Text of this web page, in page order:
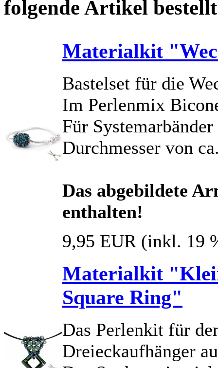
folgende Artikel
Materialkit
Bastelset für die
Im Perlenmix
Für
Durchmesser von
Das abgebildete
enthalten!
9,95 EUR (inkl. 19
Materialkit
Square Ring"
Das Perlenkit für
Dreieckaufhänger